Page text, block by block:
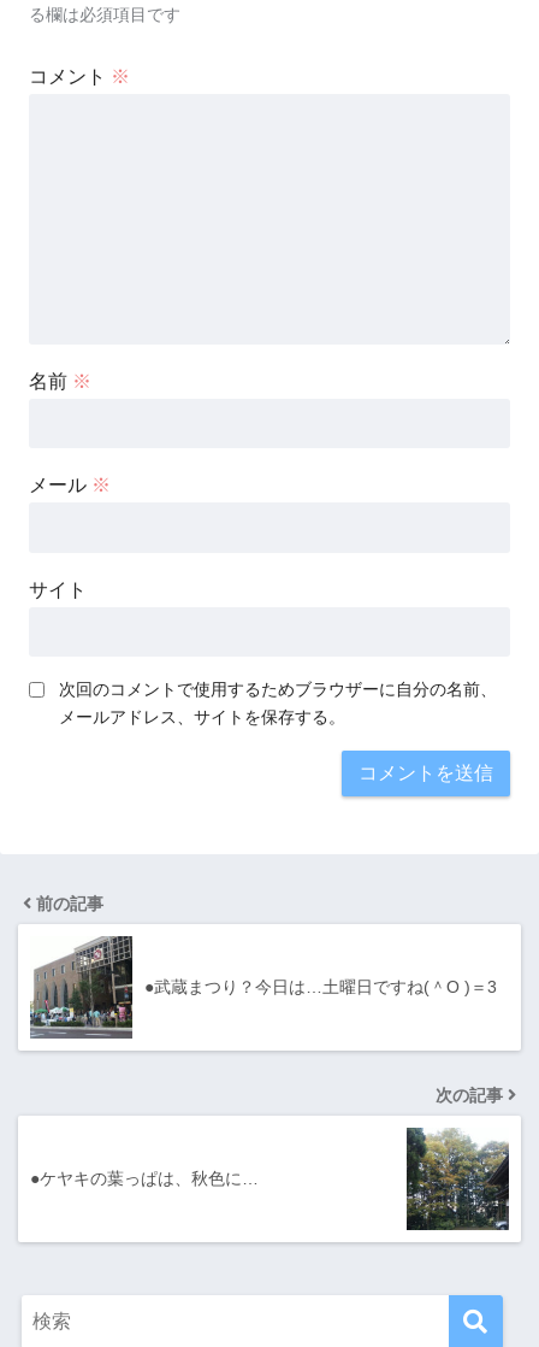
る欄は必須項目です
コメント ※
名前 ※
メール ※
サイト
次回のコメントで使用するためブラウザーに自分の名前、
メールアドレス、サイトを保存する。
前の記事
●武蔵まつり？今日は…土曜日ですね(＾O )＝3
次の記事
●ケヤキの葉っぱは、秋色に…